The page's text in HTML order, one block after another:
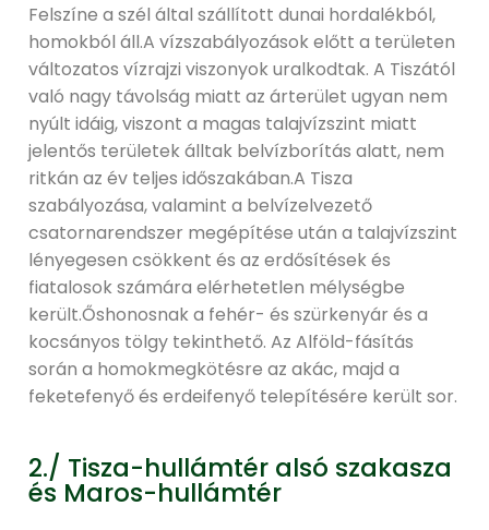
Felszíne a szél által szállított dunai hordalékból,
homokból áll.A vízszabályozások előtt a területen
változatos vízrajzi viszonyok uralkodtak. A Tiszától
való nagy távolság miatt az árterület ugyan nem
nyúlt idáig, viszont a magas talajvízszint miatt
jelentős területek álltak belvízborítás alatt, nem
ritkán az év teljes időszakában.A Tisza
szabályozása, valamint a belvízelvezető
csatornarendszer megépítése után a talajvízszint
lényegesen csökkent és az erdősítések és
fiatalosok számára elérhetetlen mélységbe
került.Őshonosnak a fehér- és szürkenyár és a
kocsányos tölgy tekinthető. Az Alföld-fásítás
során a homokmegkötésre az akác, majd a
feketefenyő és erdeifenyő telepítésére került sor.
2./ Tisza-hullámtér alsó szakasza
és Maros-hullámtér